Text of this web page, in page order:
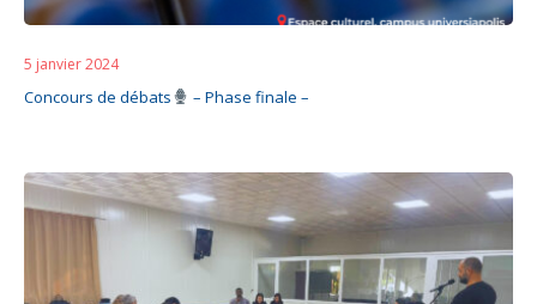
5 janvier 2024
Concours de débats – Phase finale –